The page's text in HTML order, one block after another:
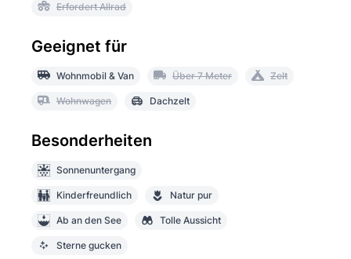
Erfordert Allrad
Geeignet für
Wohnmobil & Van Über 7 Meter Zelt
Wohnwagen Dachzelt
Besonderheiten
Sonnenuntergang
Kinderfreundlich Natur pur
Ab an den See Tolle Aussicht
Sterne gucken